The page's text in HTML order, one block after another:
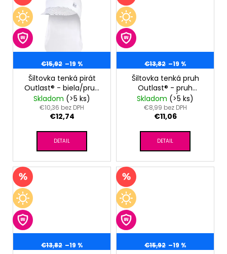
€15,92 –19 %
Šiltovka tenká pirát
Outlast® - biela/pruh
bieločierny
Skladom (>5 ks)
€10,36 bez DPH
€12,74
DETAIL
€13,82 –19 %
Šiltovka tenká pruh
Outlast® - pruh
bieločierny/biela
Skladom (>5 ks)
€8,99 bez DPH
€11,06
DETAIL
€13,82 –19 % €15,92 –19 %